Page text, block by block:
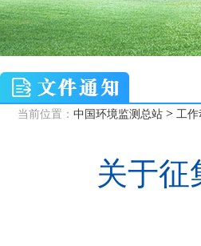
当前位置： 中国环境监测总站 > 工作
关于征